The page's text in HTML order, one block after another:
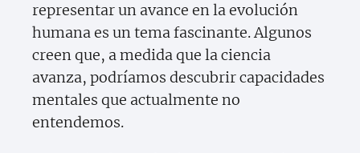
representar un avance en la evolución
humana es un tema fascinante. Algunos
creen que, a medida que la ciencia
avanza, podríamos descubrir capacidades
mentales que actualmente no
entendemos.